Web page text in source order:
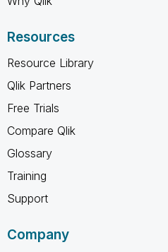
Resources
Resource Library
Qlik Partners
Free Trials
Compare Qlik
Glossary
Training
Support
Company